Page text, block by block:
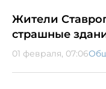
Жители
страшные
01 февраля, 07:06